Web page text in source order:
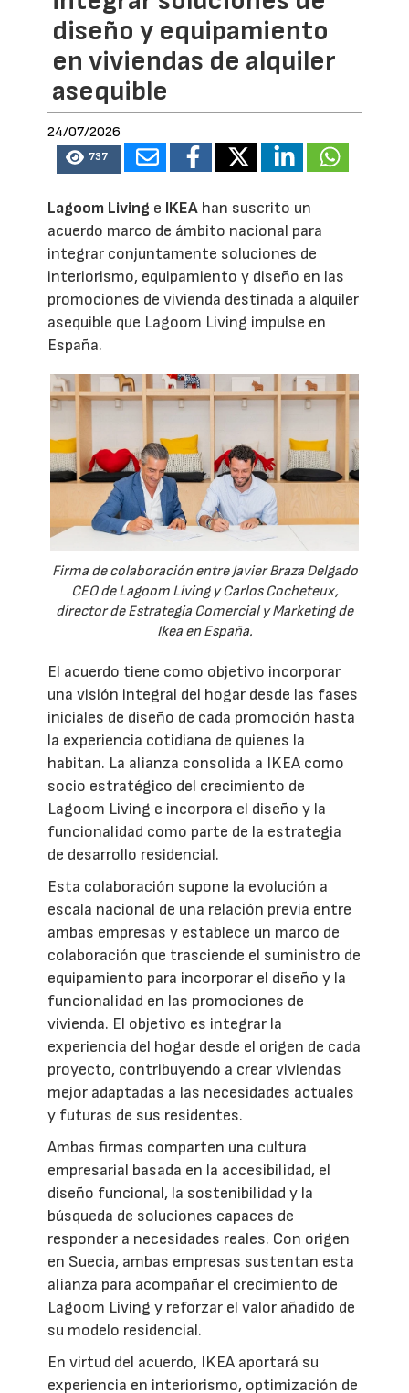
diseño y equipamiento
en viviendas de alquiler
asequible
24/07/2026
737
Lagoom Living e IKEA han suscrito un
acuerdo marco de ámbito nacional para
integrar conjuntamente soluciones de
interiorismo, equipamiento y diseño en las
promociones de vivienda destinada a alquiler
asequible que Lagoom Living impulse en
España.
Firma de colaboración entre Javier Braza Delgado
CEO de Lagoom Living y Carlos Cocheteux,
director de Estrategia Comercial y Marketing de
Ikea en España.
El acuerdo tiene como objetivo incorporar
una visión integral del hogar desde las fases
iniciales de diseño de cada promoción hasta
la experiencia cotidiana de quienes la
habitan. La alianza consolida a IKEA como
socio estratégico del crecimiento de
Lagoom Living e incorpora el diseño y la
funcionalidad como parte de la estrategia
de desarrollo residencial.
Esta colaboración supone la evolución a
escala nacional de una relación previa entre
ambas empresas y establece un marco de
colaboración que trasciende el suministro de
equipamiento para incorporar el diseño y la
funcionalidad en las promociones de
vivienda. El objetivo es integrar la
experiencia del hogar desde el origen de cada
proyecto, contribuyendo a crear viviendas
mejor adaptadas a las necesidades actuales
y futuras de sus residentes.
Ambas firmas comparten una cultura
empresarial basada en la accesibilidad, el
diseño funcional, la sostenibilidad y la
búsqueda de soluciones capaces de
responder a necesidades reales. Con origen
en Suecia, ambas empresas sustentan esta
alianza para acompañar el crecimiento de
Lagoom Living y reforzar el valor añadido de
su modelo residencial.
En virtud del acuerdo, IKEA aportará su
experiencia en interiorismo, optimización de